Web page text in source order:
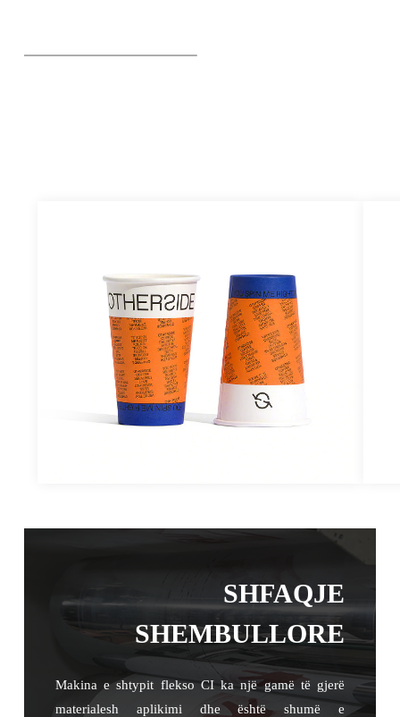
SHFAQJE
SHEMBULLORE
Makina e shtypit flekso CI ka një gamë të gjerë
materialesh aplikimi dhe është shumë e